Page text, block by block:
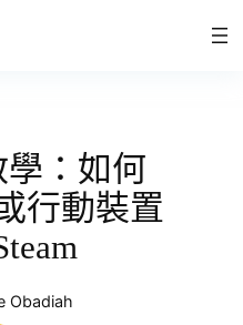
學：如何
行動裝置
Obadiah